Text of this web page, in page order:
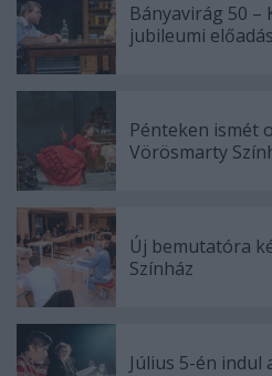
Bányavirág 50 –
jubileumi előadás
Pénteken ismét
Vörösmarty
Új bemutatóra
Színház
Július 5-én indul